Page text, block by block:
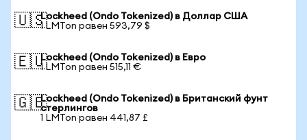
🇺🇸Lockheed (Ondo Tokenized) в Доллар США
1 LMTon равен 593,79 $
🇪🇺Lockheed (Ondo Tokenized) в Евро
1 LMTon равен 515,11 €
🇬🇧Lockheed (Ondo Tokenized) в Британский фунт
стерлингов
1 LMTon равен 441,87 £